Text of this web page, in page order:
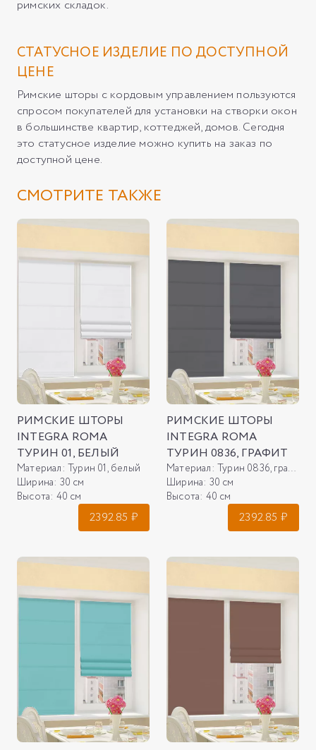
римских складок.
СТАТУСНОЕ ИЗДЕЛИЕ ПО ДОСТУПНОЙ
ЦЕНЕ
Римские шторы с кордовым управлением пользуются
спросом покупателей для установки на створки окон
в большинстве квартир, коттеджей, домов. Сегодня
это статусное изделие можно купить на заказ по
доступной цене.
СМОТРИТЕ ТАКЖЕ
РИМСКИЕ ШТОРЫ
INTEGRA ROMA
ТУРИН 01, БЕЛЫЙ
Материал: Турин 01, белый
Ширина: 30 см
Высота: 40 см
2392.85 ₽
РИМСКИЕ ШТОРЫ
INTEGRA ROMA
ТУРИН 0836, ГРАФИТ
Материал: Турин 0836, графит
Ширина: 30 см
Высота: 40 см
2392.85 ₽